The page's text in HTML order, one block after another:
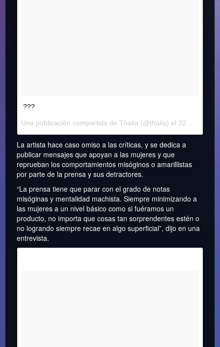
???
Una publicación compartida deThalia (@thalia) el 22 Mar, 2018 a las 2:38 PDT
La artista hace caso omiso a las críticas, y se dedica a
publicar mensajes que apoyan a las mujeres y que
reprueban los comportamientos misóginos o amarillistas
por parte de la prensa y sus detractores.
“La prensa tiene que parar con el grado de notas
misóginas y mentalidad machista. Siempre minimizando a
las mujeres a un nivel básico como si fuéramos un
producto, no importa que cosas tan sorprendentes estén o
no logrando siempre recae en algo superficial”, dijo en una
entrevista.